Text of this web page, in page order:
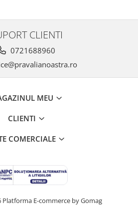
CLIENTI
0721688960
MEU
CLIENTI
COMERCIALE
Platforma E-commerce by Gomag